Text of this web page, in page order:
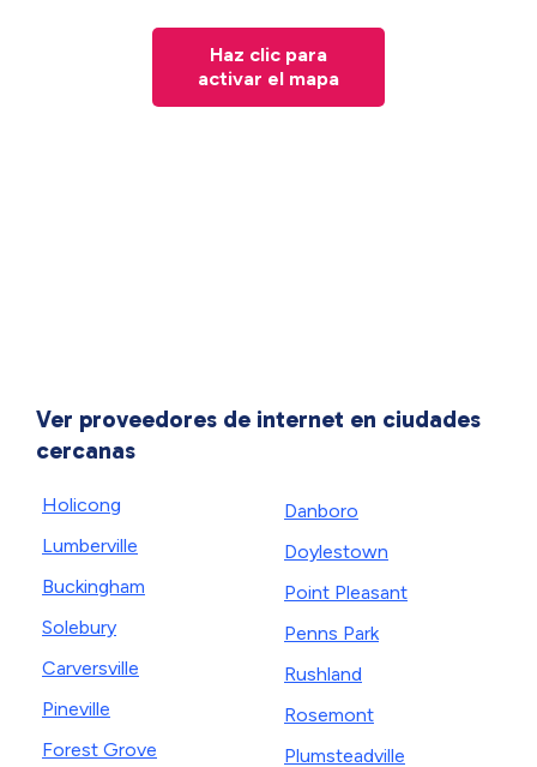
Haz clic para
activar el mapa
Ver proveedores de internet en ciudades
cercanas
Holicong
Lumberville
Buckingham
Solebury
Carversville
Pineville
Forest Grove
Danboro
Doylestown
Point Pleasant
Penns Park
Rushland
Rosemont
Plumsteadville